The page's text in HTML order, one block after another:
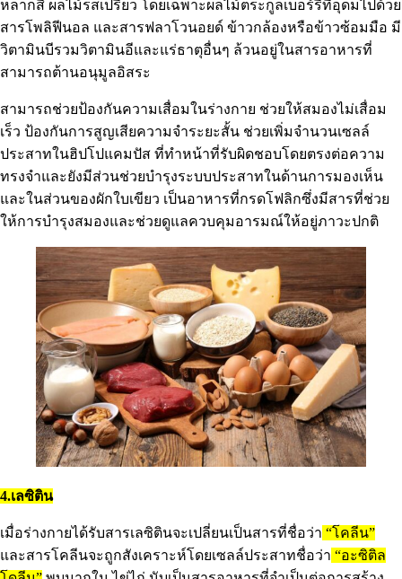
หลากสี ผลไม้รสเปรี้ยว โดยเฉพาะผลไม้ตระกูลเบอร์รีที่อุดมไปด้วย
สารโพลิฟีนอล และสารฟลาโวนอยด์ ข้าวกล้องหรือข้าวซ้อมมือ มี
วิตามินบีรวมวิตามินอีและแร่ธาตุอื่นๆ ล้วนอยู่ในสารอาหารที่
สามารถต้านอนุมูลอิสระ
สามารถช่วยป้องกันความเสื่อมในร่างกาย ช่วยให้สมองไม่เสื่อม
เร็ว ป้องกันการสูญเสียความจำระยะสั้น ช่วยเพิ่มจำนวนเซลล์
ประสาทในฮิปโปแคมปัส ที่ทำหน้าที่รับผิดชอบโดยตรงต่อความ
ทรงจำและยังมีส่วนช่วยบำรุงระบบประสาทในด้านการมองเห็น
และในส่วนของผักใบเขียว เป็นอาหารที่กรดโฟลิกซึ่งมีสารที่ช่วย
ให้การบำรุงสมองและช่วยดูแลควบคุมอารมณ์ให้อยู่ภาวะปกติ
4.เลซิติน
เมื่อร่างกายได้รับสารเลซิตินจะเปลี่ยนเป็นสารที่ชื่อว่า “โคลีน”
และสารโคลีนจะถูกสังเคราะห์โดยเซลล์ประสาทชื่อว่า “อะซิติล